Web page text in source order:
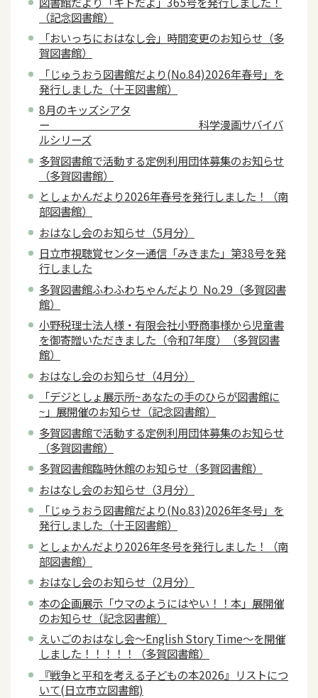
（記念図書館）
「おいっちにおはなし会」時間変更のお知らせ（多
賀図書館）
「じゅうおう図書館だより(No.84)2026年春号」を
発行しました（十王図書館）
8月のキッズシアタ
ー 科学漫画サバイバ
ルシリーズ
多賀図書館で活動する定例利用団体募集のお知らせ
（多賀図書館）
としょかんだより2026年春号を発行しました！（南
部図書館）
おはなし会のお知らせ（5月分）
日立市視聴覚センター通信「みきまた」第38号を発
行しました
多賀図書館ふわふわちゃんだより No.29（多賀図書
館）
小野税理士法人様・有限会社小野商事様から児童書
を御寄贈いただきました（令和7年度）（多賀図書
館）
おはなし会のお知らせ（4月分）
「デジとしょ展示所~あなたの手のひらが図書館に
~」展開催のお知らせ（記念図書館）
多賀図書館で活動する定例利用団体募集のお知らせ
（多賀図書館）
多賀図書館臨時休館のお知らせ（多賀図書館）
おはなし会のお知らせ（3月分）
「じゅうおう図書館だより(No.83)2026年冬号」を
発行しました（十王図書館）
としょかんだより2026年冬号を発行しました！（南
部図書館）
おはなし会のお知らせ（2月分）
本の企画展示「ウマのようにはやい！！本」展開催
のお知らせ（記念図書館）
えいごのおはなし会～English Story Time～を開催
しました！！！！！（多賀図書館）
『戦争と平和を考える子どもの本2026』リストにつ
いて(日立市立図書館)